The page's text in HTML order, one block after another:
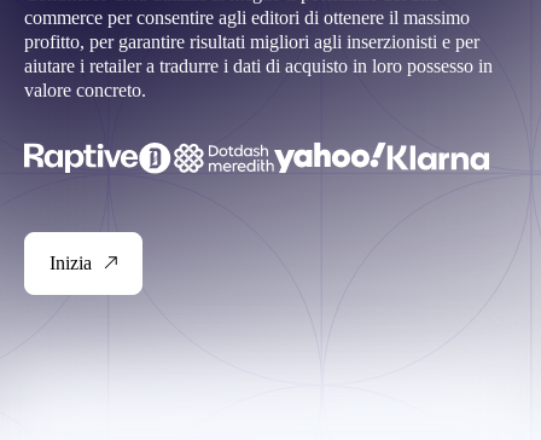
commerce per consentire agli editori di ottenere il massimo
profitto, per garantire risultati migliori agli inserzionisti e per
aiutare i retailer a tradurre i dati di acquisto in loro possesso in
valore concreto.
Inizia